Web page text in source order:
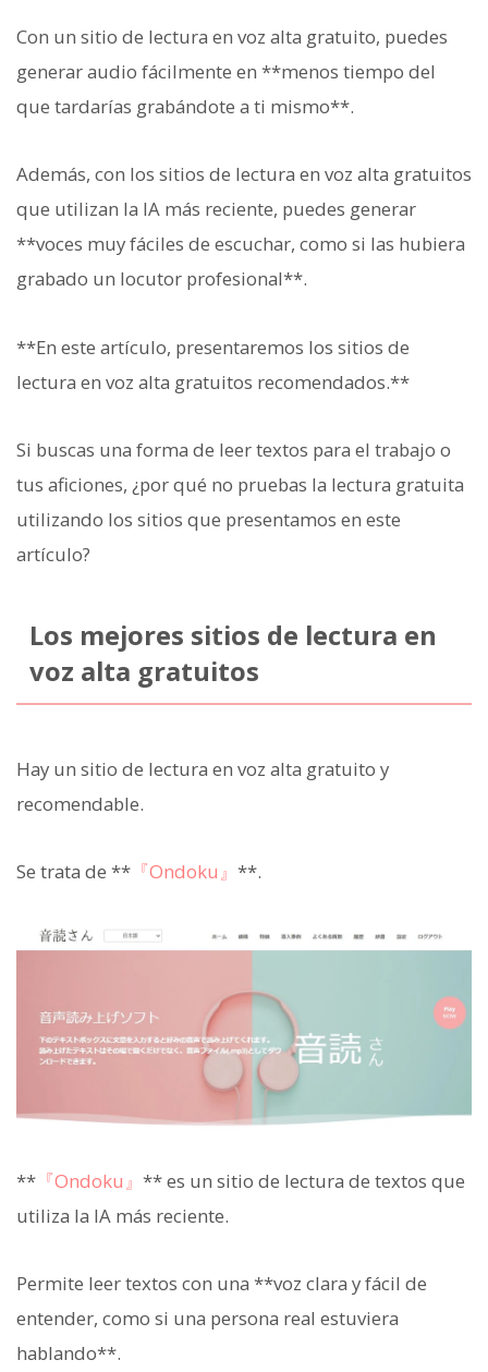
Con un sitio de lectura en voz alta gratuito, puedes
generar audio fácilmente en **menos tiempo del
que tardarías grabándote a ti mismo**.
Además, con los sitios de lectura en voz alta gratuitos
que utilizan la IA más reciente, puedes generar
**voces muy fáciles de escuchar, como si las hubiera
grabado un locutor profesional**.
**En este artículo, presentaremos los sitios de
lectura en voz alta gratuitos recomendados.**
Si buscas una forma de leer textos para el trabajo o
tus aficiones, ¿por qué no pruebas la lectura gratuita
utilizando los sitios que presentamos en este
artículo?
Los mejores sitios de lectura en
voz alta gratuitos
Hay un sitio de lectura en voz alta gratuito y
recomendable.
Se trata de ** 『Ondoku』 **.
** 『Ondoku』 ** es un sitio de lectura de textos que
utiliza la IA más reciente.
Permite leer textos con una **voz clara y fácil de
entender, como si una persona real estuviera
hablando**.